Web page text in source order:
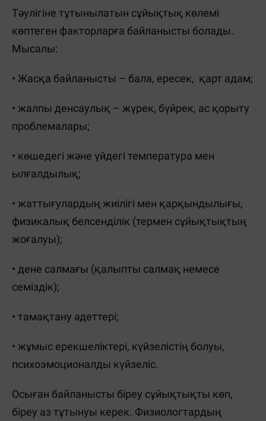
Тәулігіне тұтынылатын сұйықтық көлемі
көптеген факторларға байланысты болады.
Мысалы:
• Жасқа байланысты – бала, ересек, қарт адам;
• жалпы денсаулық – жүрек, бүйрек, ас қорыту
проблемалары;
• көшедегі және үйдегі температура мен
ылғалдылық;
• жаттығулардың жиілігі мен қарқындылығы,
физикалық белсенділік (термен сұйықтықтың
жоғалуы);
• дене салмағы (қалыпты салмақ немесе
семіздік);
• тамақтану әдеттері;
• жұмыс ерекшеліктері, күйзелістің болуы,
психоэмоционалды күйзеліс.
Осыған байланысты біреу сұйықтықты көп,
біреу аз тұтынуы керек. Физиологтардың